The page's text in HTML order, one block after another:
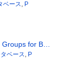
ベース, P
Groups for B…
ベース, P